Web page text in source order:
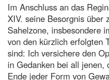
Im Anschluss an das
XIV. seine Besorgnis über
Sahelzone, insbesondere
von den kürzlich erfolgten
sind: Ich versichere den
in Gedanken bei all
Ende jeder Form von